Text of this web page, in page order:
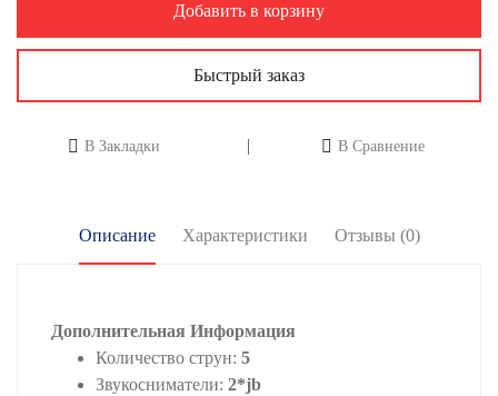
Добавить в корзину
Быстрый заказ
В Закладки В Сравнение
Описание Характеристики Отзывы (0)
Дополнительная Информация
Количество струн: 5
Звукосниматели: 2*jb